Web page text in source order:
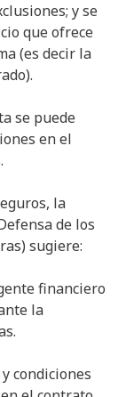
y se
que ofrece
(es decir la
se puede
en el
la
de los
sugiere:
financiero
la
condiciones